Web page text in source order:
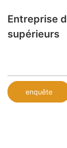
Entreprise
supérieurs
enquête